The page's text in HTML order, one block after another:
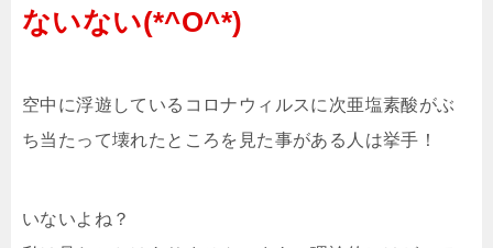
ないない(*^O^*)
空中に浮遊しているコロナウィルスに次亜塩素酸がぶ
ち当たって壊れたところを見た事がある人は挙手！
いないよね？